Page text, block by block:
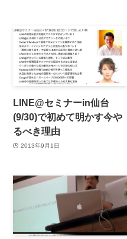
LINE@セミナーin仙台
(9/30)で初めて明かす今や
るべき理由
2013年9月1日